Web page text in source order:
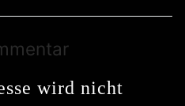
wird nicht